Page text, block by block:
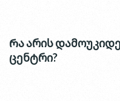
Რა არის
ცენტრი?